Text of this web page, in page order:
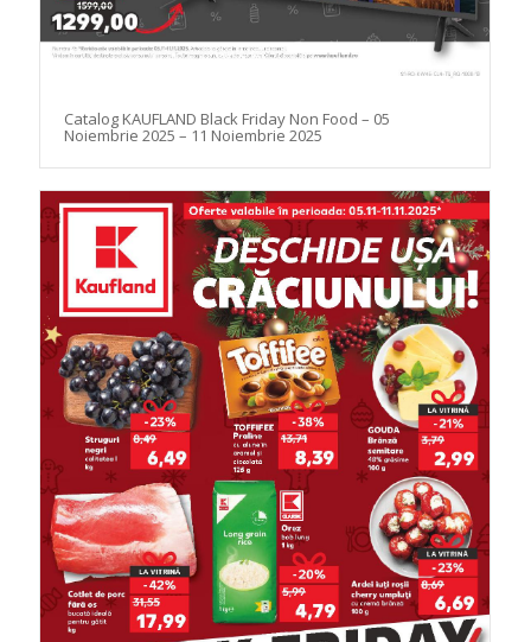
Catalog KAUFLAND Black Friday Non Food – 05
Noiembrie 2025 – 11 Noiembrie 2025